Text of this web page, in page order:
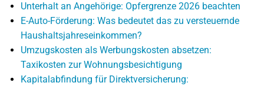
Unterhalt an Angehörige: Opfergrenze 2026 beachten
E-Auto-Förderung: Was bedeutet das zu versteuernde
Haushaltsjahreseinkommen?
Umzugskosten als Werbungskosten absetzen:
Taxikosten zur Wohnungsbesichtigung
Kapitalabfindung für Direktversicherung: